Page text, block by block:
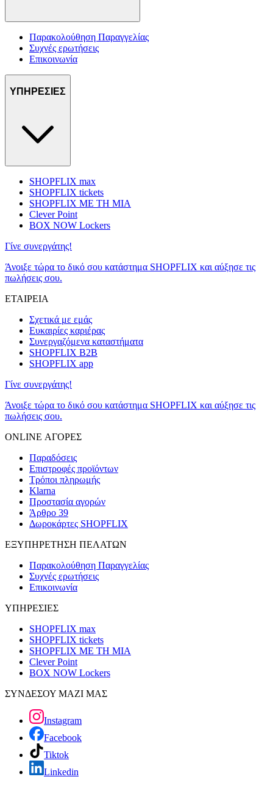
Παρακολούθηση Παραγγελίας
Συχνές ερωτήσεις
Επικοινωνία
ΥΠΗΡΕΣΙΕΣ
SHOPFLIX max
SHOPFLIX tickets
SHOPFLIX ΜΕ ΤΗ ΜΙΑ
Clever Point
BOX NOW Lockers
Γίνε συνεργάτης!
Άνοιξε τώρα το δικό σου κατάστημα SHOPFLIX και αύξησε τις
πωλήσεις σου.
ΕΤΑΙΡΕΙΑ
Σχετικά με εμάς
Ευκαιρίες καριέρας
Συνεργαζόμενα καταστήματα
SHOPFLIX B2B
SHOPFLIX app
Γίνε συνεργάτης!
Άνοιξε τώρα το δικό σου κατάστημα SHOPFLIX και αύξησε τις
πωλήσεις σου.
ONLINE ΑΓΟΡΕΣ
Παραδόσεις
Επιστροφές προϊόντων
Τρόποι πληρωμής
Klarna
Προστασία αγορών
Άρθρο 39
Δωροκάρτες SHOPFLIX
ΕΞΥΠΗΡΕΤΗΣΗ ΠΕΛΑΤΩΝ
Παρακολούθηση Παραγγελίας
Συχνές ερωτήσεις
Επικοινωνία
ΥΠΗΡΕΣΙΕΣ
SHOPFLIX max
SHOPFLIX tickets
SHOPFLIX ΜΕ ΤΗ ΜΙΑ
Clever Point
BOX NOW Lockers
ΣΥΝΔΕΣΟΥ ΜΑΖΙ ΜΑΣ
Instagram
Facebook
Tiktok
Linkedin